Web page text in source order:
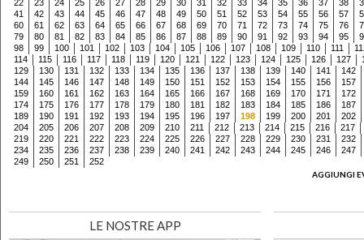
22 23 24 25 26 27 28 29 30 31 32 33 34 35 36 37 38
41
42 43 44 45 46 47 48 49 50 51 52 53 54 55 56 57
60
61 62 63 64 65 66 67 68 69 70 71 72 73 74 75 76
79
80 81 82 83 84 85 86 87 88 89 90 91 92 93 94 95
98
99 100 101 102 103 104 105 106 107 108 109 110 111
114
115 116 117 118 119 120 121 122 123 124 125 126 127
129
130 131 132 133 134 135 136 137 138 139 140 141
142
144
145 146 147 148 149 150 151 152 153 154 155 156
157
159
160 161 162 163 164 165 166 167 168 169 170 171
172
174
175 176 177 178 179 180 181 182 183 184 185 186
187
189
190 191 192 193 194 195 196 197 198 199 200 201
202
204
205 206 207 208 209 210 211 212 213 214 215 216
217
219
220 221 222 223 224 225 226 227 228 229 230 231
232
234
235 236 237 238 239 240 241 242 243 244 245 246
247
249
250 251
252
AGGIUNGI
LE NOSTRE APP